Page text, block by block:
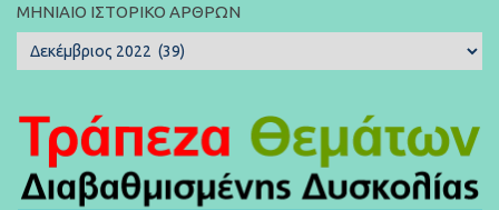
ΜΗΝΙΑΊΟ ΙΣΤΟΡΙΚΌ ΆΡΘΡΩΝ
Μηνιαίο
Ιστορικό